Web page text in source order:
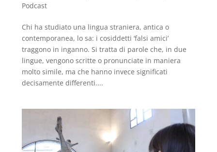
Podcast
Chi ha studiato una lingua straniera, antica o
contemporanea, lo sa: i cosiddetti ‘falsi amici’
traggono in inganno. Si tratta di parole che, in due
lingue, vengono scritte o pronunciate in maniera
molto simile, ma che hanno invece significati
decisamente differenti....